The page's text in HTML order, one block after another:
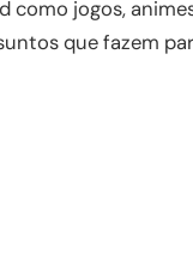
jogos,
que fazem